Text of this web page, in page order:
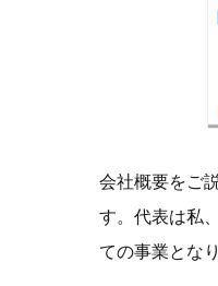
会社概要をご
す。代表は私
ての事業とな